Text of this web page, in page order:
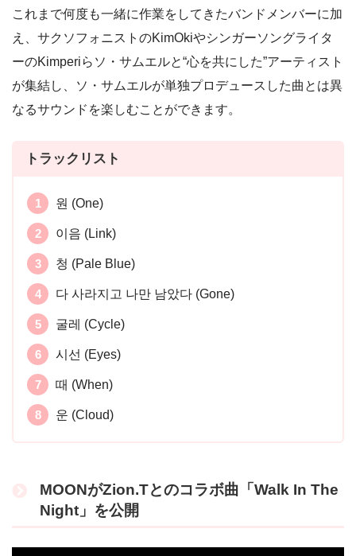
これまで何度も一緒に作業をしてきたバンドメンバーに加
え、サクソフォニストのKimOkiやシンガーソングライタ
ーのKimperiらソ・サムエルと“心を共にした”アーティスト
が集結し、ソ・サムエルが単独プロデュースした曲とは異
なるサウンドを楽しむことができます。
トラックリスト
원 (One)
이음 (Link)
청 (Pale Blue)
다 사라지고 나만 남았다 (Gone)
굴레 (Cycle)
시선 (Eyes)
때 (When)
운 (Cloud)
MOONがZion.Tとのコラボ曲「Walk In The
Night」を公開